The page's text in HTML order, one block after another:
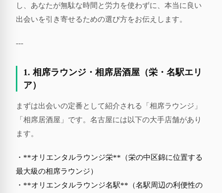
し、あなたが無駄な時間と労力を使わずに、本当に良い
出会いを引き寄せるための選び方をお伝えします。
---
1. 相席ラウンジ・相席居酒屋（栄・名駅エリ
ア）
まずは出会いの定番として紹介される「相席ラウンジ」
「相席居酒屋」です。名古屋には以下の大手店舗があり
ます。
・**オリエンタルラウンジ栄**（栄の中区錦に位置する
最大級の相席ラウンジ）
・**オリエンタルラウンジ名駅**（名駅周辺の利便性の